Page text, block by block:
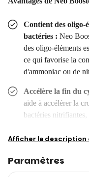
Contient des oligo-
bactéries : Neo
des oligo-éléments
ce qui favorise la
d'ammoniac ou de
Accélère la fin du
aide à accélérer la
bactéries
Afficher la description
Paramètres